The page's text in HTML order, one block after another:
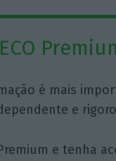
é mais
e
e tenha